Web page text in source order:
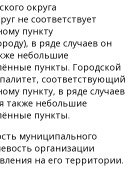
округа
не соответствует
пункту
в ряде случаев он
небольшие
пункты. Городской
соответствующий
пункту, в ряде случаев
также небольшие
пункты.
муниципального
организации
на его территории.